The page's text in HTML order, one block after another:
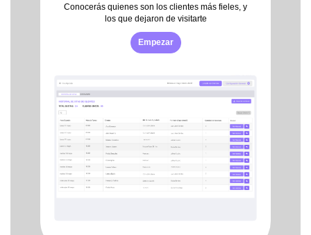
Conocerás quienes son los clientes más fieles, y
los que dejaron de visitarte
Empezar